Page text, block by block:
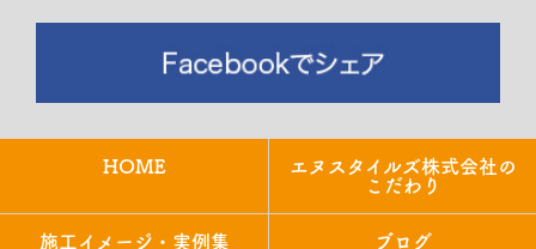
HOME
エヌスタイルズ株式会社の
こだわり
施工イメージ・実例集 ブログ